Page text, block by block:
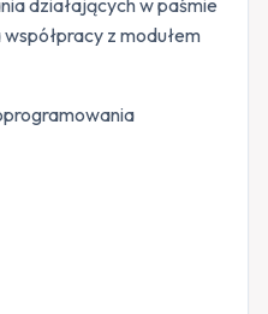
działających w paśmie
z modułem